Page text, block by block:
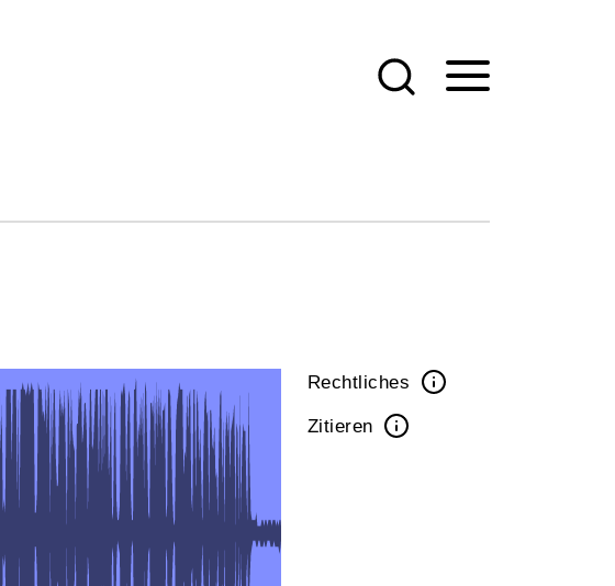
Rechtliches
Zitieren